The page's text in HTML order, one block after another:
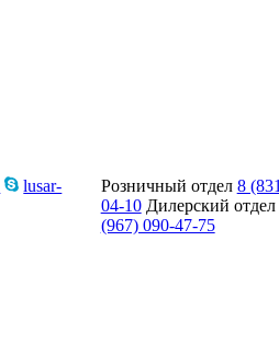
lusar-
Розничный отдел 8
04-10 Дилерский отдел
(967) 090-47-75